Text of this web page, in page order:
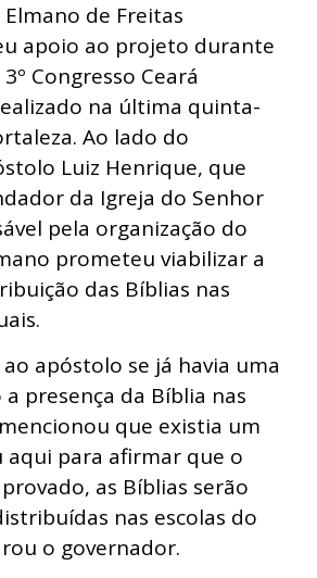
de Freitas
apoio ao projeto durante
Congresso Ceará
na última quinta-
Ao lado do
Luiz Henrique, que
da Igreja do Senhor
pela organização do
prometeu viabilizar a
das Bíblias nas
apóstolo se já havia uma
presença da Bíblia nas
que existia um
aqui para afirmar que o
as Bíblias serão
nas escolas do
o governador.